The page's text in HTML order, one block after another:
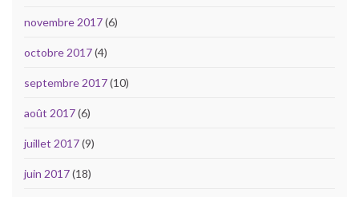
novembre 2017(6)
octobre 2017(4)
septembre 2017(10)
août 2017(6)
juillet 2017(9)
juin 2017(18)